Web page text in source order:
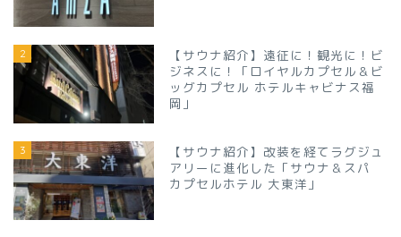
2
【サウナ紹介】遠征に！観光に！ビ
ジネスに！「ロイヤルカプセル＆ビ
ッグカプセル ホテルキャビナス福
岡」
3
【サウナ紹介】改装を経てラグジュ
アリーに進化した「サウナ＆スパ
カプセルホテル 大東洋」